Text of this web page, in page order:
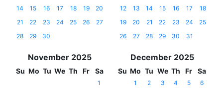
14
15 16 17 18 19
20
21
22 23 24 25 26
27
28
29 30
12
13 14 15 16 17
18
19
20 21 22 23 24
25
26
27 28 29 30 31
November 2025
Su Mo Tu We Th Fr Sa
1
December 2025
Su Mo Tu We Th Fr Sa
1 2 3 4 5
6